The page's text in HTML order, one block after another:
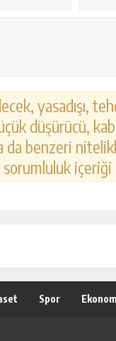
yasadışı,
düşürücü,
da benzeri
Spor